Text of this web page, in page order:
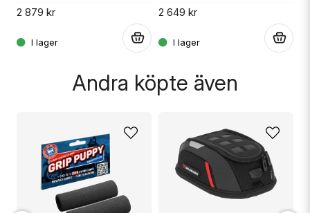
2 879 kr 2 649 kr
Andra köpte även